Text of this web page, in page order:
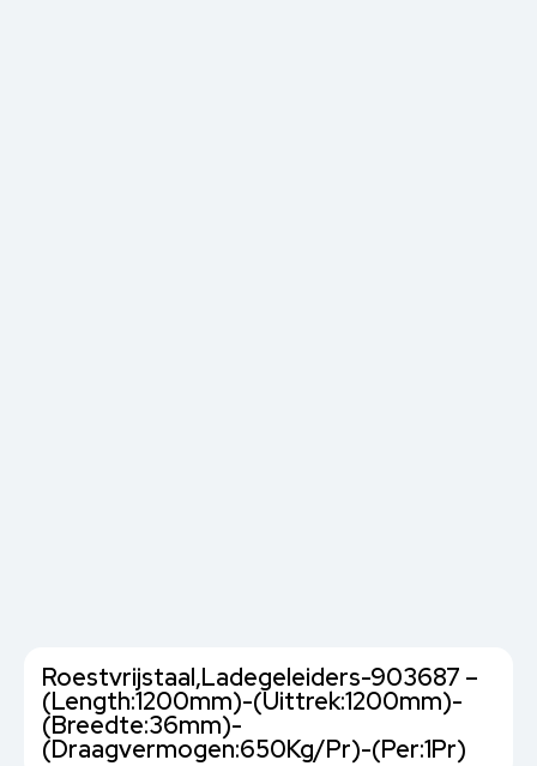
Roestvrijstaal,Ladegeleiders-903687 –
(Length:1200mm)-(Uittrek:1200mm)-
(Breedte:36mm)-
(Draagvermogen:650Kg/Pr)-(Per:1Pr)